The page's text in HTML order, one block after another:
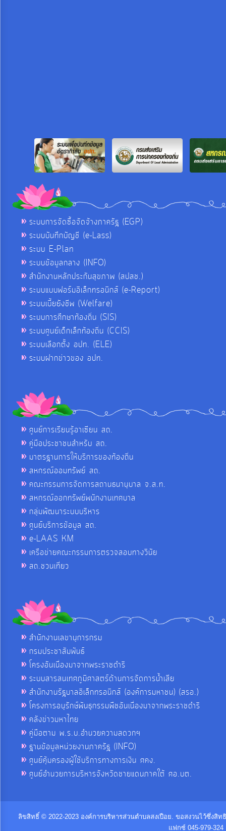
ระบบการจัดซื้อจัดจ้างภาครัฐ (EGP)
ระบบบันทึกบัญชี (e-Lass)
ระบบ E-Plan
ระบบข้อมูลกลาง (INFO)
สำนักงานหลักประกันสุขภาพ (สปสช.)
ระบบแบบฟอร์มอิเล็กทรอนิกส์ (e-Report)
ระบบเบี้ยยังชีพ (Welfare)
ระบบการศึกษาท้องถิ่น (SIS)
ระบบศูนย์เด็กเล็กท้องถิ่น (CCIS)
ระบบเลือกตั้ง อปท. (ELE)
ระบบฝากข่าวของ อปท.
ศูนย์การเรียนรู้อาเซียน สถ.
คู่มือประชาชนสำหรับ สถ.
มาตรฐานการให้บริการของท้องถิ่น
สหกรณ์ออมทรัพย์ สถ.
คณะกรรมการจัดการสถานธนานุบาล จ.ส.ท.
สหกรณ์ออกทรัพย์พนักงานเทศบาล
กลุ่มพัฒนาระบบบริหาร
ศูนย์บริการข้อมูล สถ.
e-LAAS KM
เครือข่ายคณะกรรมการตรวจสอบทางวินัย
สถ.ชวนเที่ยว
สำนักงานเลขานุการกรม
กรมประชาสัมพันธ์
โครงอันเนื่องมาจากพระราชดำริ
ระบบสารสนเทศภูมิศาสตร์ด้านการจัดการน้ำเสีย
สำนักงานรัฐบาลอิเล็กทรอนิกส์ (องค์การมหาชน) (สรอ.)
โครงการอนุรักษ์พันธุกรรมพืชอันเนื่องมาจากพระราชดำริ
คลังข่าวมหาไทย
คู่มือตาม พ.ร.บ.อำนวยความสดวกฯ
ฐานข้อมูลหน่วยงานภาครัฐ (INFO)
ศูนย์คุ้มครองผู้ใช้บริการทางการเงิน ศคง.
ศูนย์อำนวยการบริหารจังหวัดชายแดนภาคใต้ ศอ.บต.
ลิขสิทธิ์ © 2022-2023 องค์การบริหารส่วนตำบลสงเปือย. ขอสงวนไว้ซึ่งสิ
แฟกซ์ 045-979-